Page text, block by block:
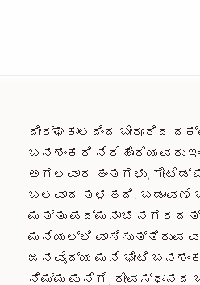
ದೀರ್ಘಕಾಲದಿಂದ ಬೇರೂರಿದ
ಬನಶಂಕರಿ ನೆರೆಹೊರೆಯವರು
ಅಗಲವಾದ ಹಂತಗಳು, ಗೇಟೆಡ್
ಬಲವಾದ ತಳಹದಿ. ಬಡಾವಣೆ
ಮತ್ತು ಪದ್ಮನಾಭ ನಗರದತ್ತ
ಮನೆಯಲ್ಲಿ ವಾಸಿಸುತ್ತಿರುವ
ಜನವೈದ್ಯ ಮನೆ ಭೇಟಿ
ನಿಮ್ಮ ಮನೆಗೆ, ದೇವಸ್ಥಾನದ